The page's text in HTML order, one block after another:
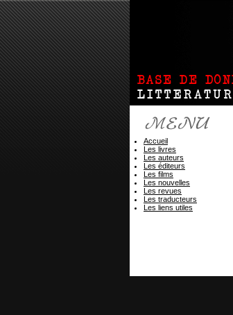
Accueil
Les livres
Les auteurs
Les éditeurs
Les films
Les nouvelles
Les revues
Les traducteurs
Les liens utiles